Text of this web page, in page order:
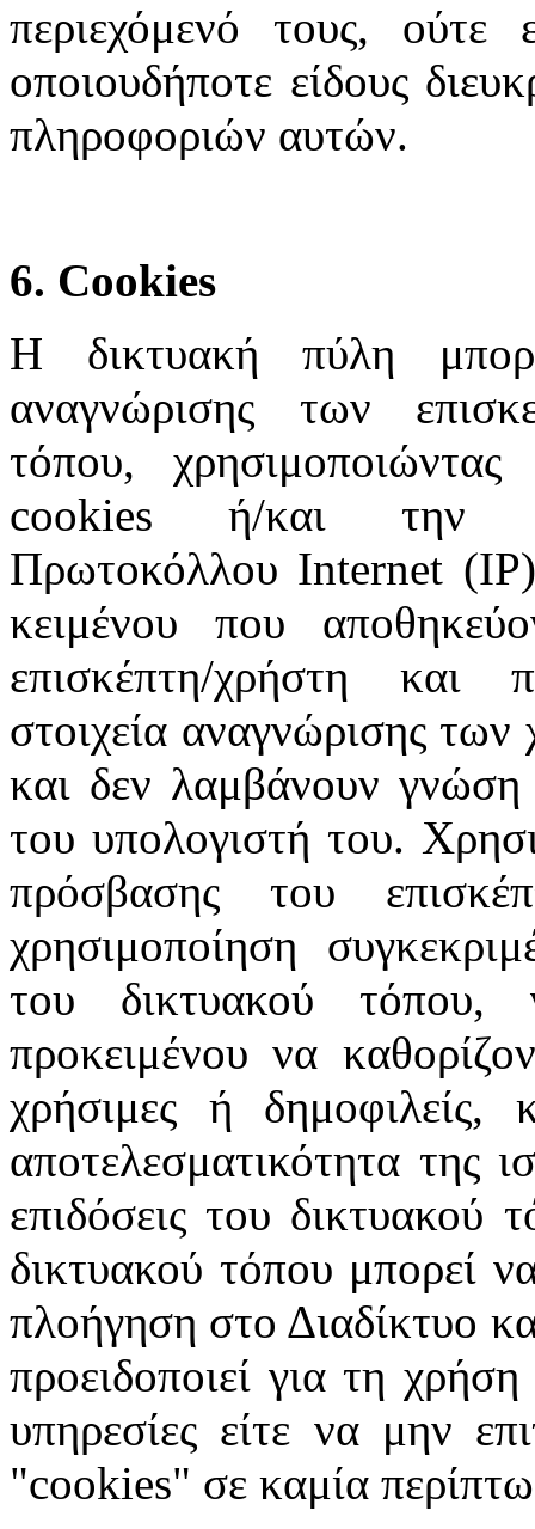
περιεχόμενό τους, ούτε
οποιουδήποτε είδους
πληροφοριών αυτών.
6. Cookies
Η δικτυακή πύλη
αναγνώρισης των
τόπου, χρησιμοποιώντας
cookies ή/και την
Πρωτοκόλλου Internet
κειμένου που
επισκέπτη/χρήστη και
στοιχεία αναγνώρισης
και δεν λαμβάνουν γνώση
του υπολογιστή του.
πρόσβασης του
χρησιμοποίηση
του δικτυακού τόπου,
προκειμένου να
χρήσιμες ή
αποτελεσματικότητα της
επιδόσεις του δικτυακού
δικτυακού τόπου μπορεί
πλοήγηση στο Διαδίκτυο
προειδοποιεί για τη
υπηρεσίες είτε να μην
"cookies" σε καμία